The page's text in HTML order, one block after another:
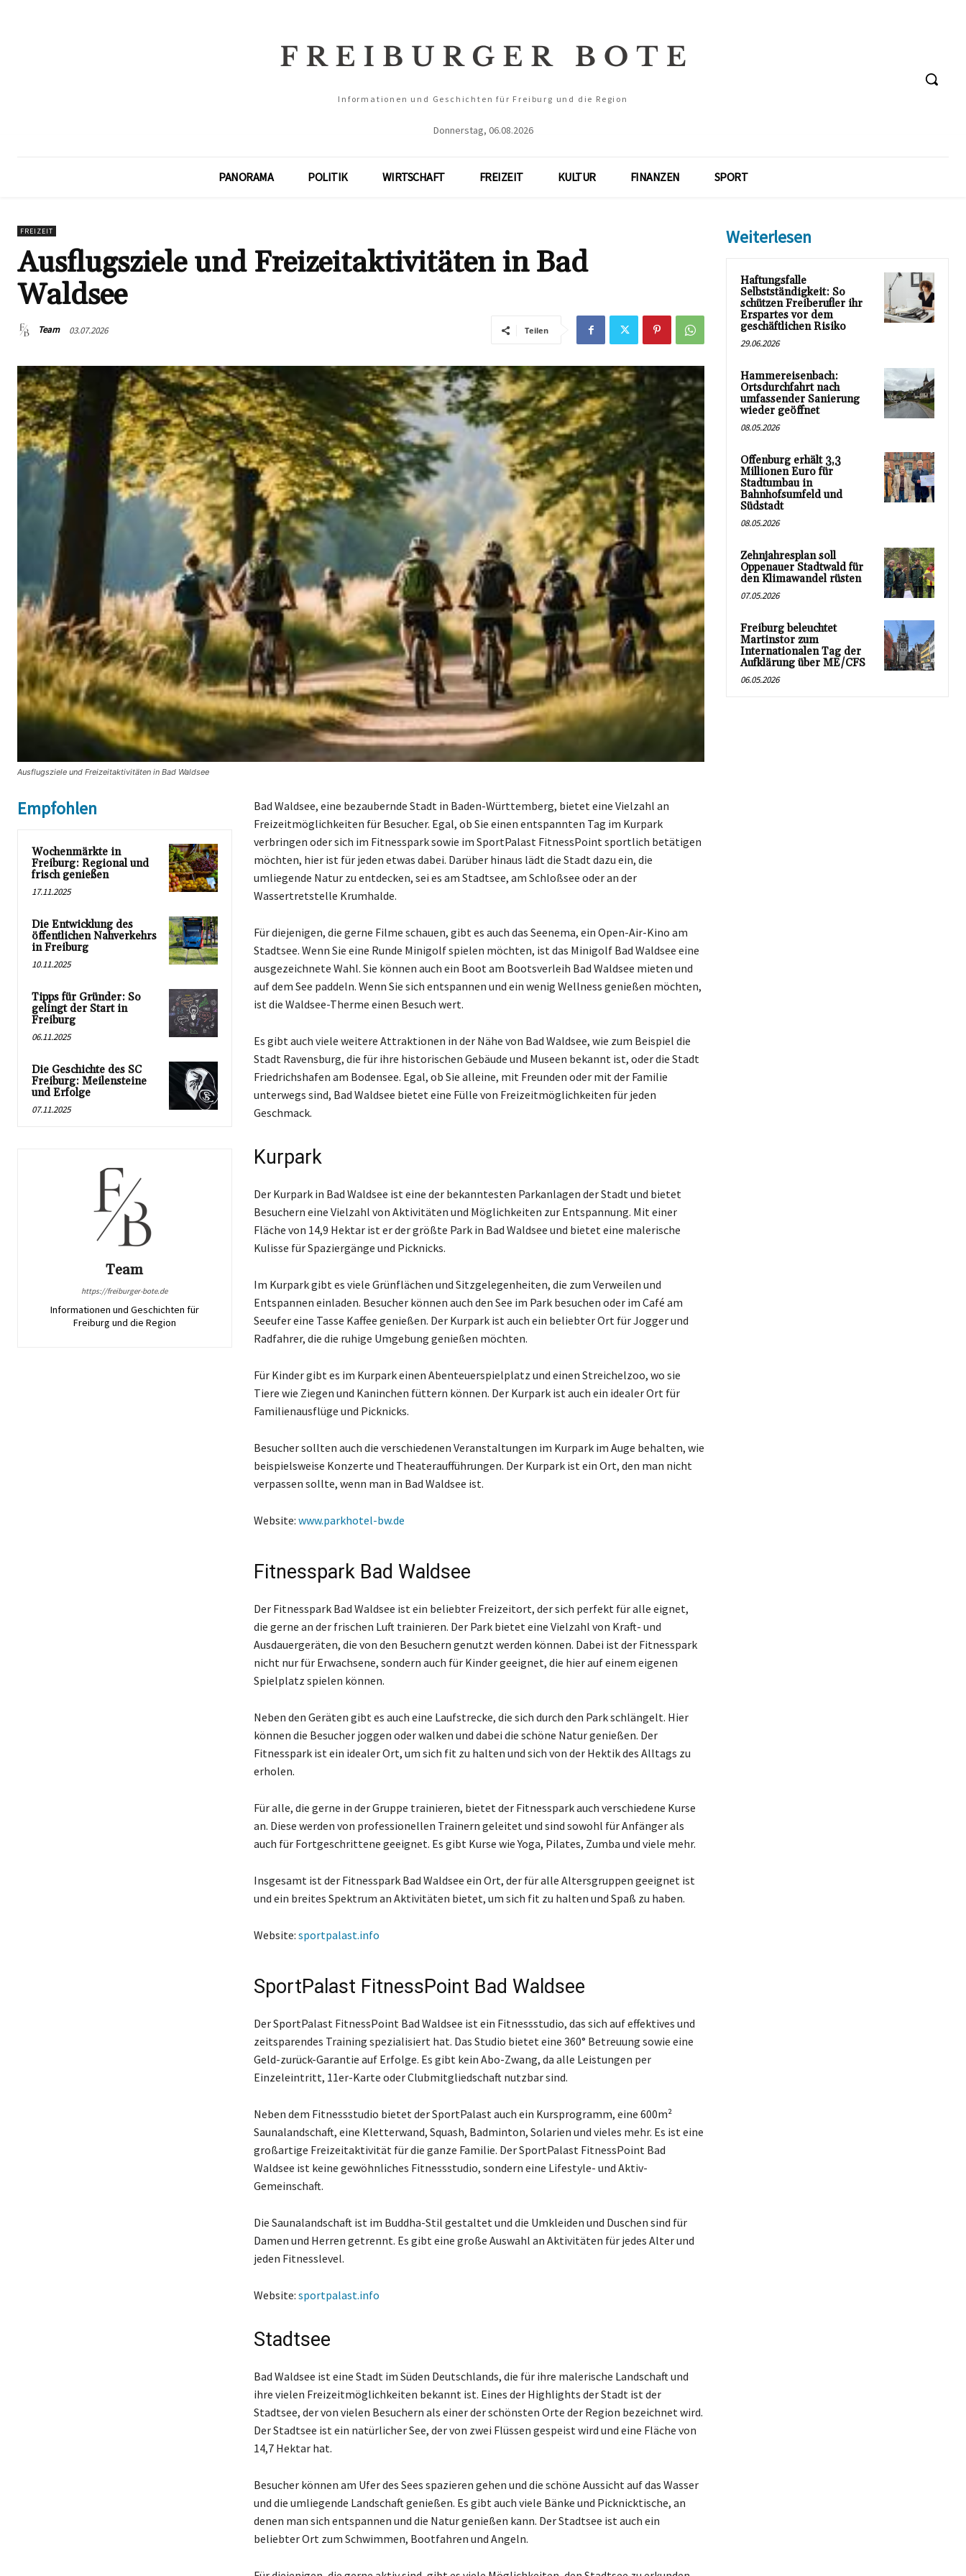
Informationen und Geschichten für Freiburg und die Region
Donnerstag, 06.08.2026
PANORAMA POLITIK WIRTSCHAFT FREIZEIT KULTUR FINANZEN SPORT
FREIZEIT
Ausflugsziele und Freizeitaktivitäten in Bad
Waldsee
Team 03.07.2026 Teilen
Ausflugsziele und Freizeitaktivitäten in Bad Waldsee
Empfohlen
Wochenmärkte in
Freiburg: Regional und
frisch genießen
17.11.2025
Die Entwicklung des
öffentlichen Nahverkehrs
in Freiburg
10.11.2025
Tipps für Gründer: So
gelingt der Start in
Freiburg
06.11.2025
Die Geschichte des SC
Freiburg: Meilensteine
und Erfolge
07.11.2025
Team
https://freiburger-bote.de
Informationen und Geschichten für
Freiburg und die Region
Bad Waldsee, eine bezaubernde Stadt in Baden-Württemberg, bietet eine Vielzahl an
Freizeitmöglichkeiten für Besucher. Egal, ob Sie einen entspannten Tag im Kurpark
verbringen oder sich im Fitnesspark sowie im SportPalast FitnessPoint sportlich betätigen
möchten, hier ist für jeden etwas dabei. Darüber hinaus lädt die Stadt dazu ein, die
umliegende Natur zu entdecken, sei es am Stadtsee, am Schloßsee oder an der
Wassertretstelle Krumhalde.
Für diejenigen, die gerne Filme schauen, gibt es auch das Seenema, ein Open-Air-Kino am
Stadtsee. Wenn Sie eine Runde Minigolf spielen möchten, ist das Minigolf Bad Waldsee eine
ausgezeichnete Wahl. Sie können auch ein Boot am Bootsverleih Bad Waldsee mieten und
auf dem See paddeln. Wenn Sie sich entspannen und ein wenig Wellness genießen möchten,
ist die Waldsee-Therme einen Besuch wert.
Es gibt auch viele weitere Attraktionen in der Nähe von Bad Waldsee, wie zum Beispiel die
Stadt Ravensburg, die für ihre historischen Gebäude und Museen bekannt ist, oder die Stadt
Friedrichshafen am Bodensee. Egal, ob Sie alleine, mit Freunden oder mit der Familie
unterwegs sind, Bad Waldsee bietet eine Fülle von Freizeitmöglichkeiten für jeden
Geschmack.
Kurpark
Der Kurpark in Bad Waldsee ist eine der bekanntesten Parkanlagen der Stadt und bietet
Besuchern eine Vielzahl von Aktivitäten und Möglichkeiten zur Entspannung. Mit einer
Fläche von 14,9 Hektar ist er der größte Park in Bad Waldsee und bietet eine malerische
Kulisse für Spaziergänge und Picknicks.
Im Kurpark gibt es viele Grünflächen und Sitzgelegenheiten, die zum Verweilen und
Entspannen einladen. Besucher können auch den See im Park besuchen oder im Café am
Seeufer eine Tasse Kaffee genießen. Der Kurpark ist auch ein beliebter Ort für Jogger und
Radfahrer, die die ruhige Umgebung genießen möchten.
Für Kinder gibt es im Kurpark einen Abenteuerspielplatz und einen Streichelzoo, wo sie
Tiere wie Ziegen und Kaninchen füttern können. Der Kurpark ist auch ein idealer Ort für
Familienausflüge und Picknicks.
Besucher sollten auch die verschiedenen Veranstaltungen im Kurpark im Auge behalten, wie
beispielsweise Konzerte und Theateraufführungen. Der Kurpark ist ein Ort, den man nicht
verpassen sollte, wenn man in Bad Waldsee ist.
Website: www.parkhotel-bw.de
Fitnesspark Bad Waldsee
Der Fitnesspark Bad Waldsee ist ein beliebter Freizeitort, der sich perfekt für alle eignet,
die gerne an der frischen Luft trainieren. Der Park bietet eine Vielzahl von Kraft- und
Ausdauergeräten, die von den Besuchern genutzt werden können. Dabei ist der Fitnesspark
nicht nur für Erwachsene, sondern auch für Kinder geeignet, die hier auf einem eigenen
Spielplatz spielen können.
Neben den Geräten gibt es auch eine Laufstrecke, die sich durch den Park schlängelt. Hier
können die Besucher joggen oder walken und dabei die schöne Natur genießen. Der
Fitnesspark ist ein idealer Ort, um sich fit zu halten und sich von der Hektik des Alltags zu
erholen.
Für alle, die gerne in der Gruppe trainieren, bietet der Fitnesspark auch verschiedene Kurse
an. Diese werden von professionellen Trainern geleitet und sind sowohl für Anfänger als
auch für Fortgeschrittene geeignet. Es gibt Kurse wie Yoga, Pilates, Zumba und viele mehr.
Insgesamt ist der Fitnesspark Bad Waldsee ein Ort, der für alle Altersgruppen geeignet ist
und ein breites Spektrum an Aktivitäten bietet, um sich fit zu halten und Spaß zu haben.
Website: sportpalast.info
SportPalast FitnessPoint Bad Waldsee
Der SportPalast FitnessPoint Bad Waldsee ist ein Fitnessstudio, das sich auf effektives und
zeitsparendes Training spezialisiert hat. Das Studio bietet eine 360° Betreuung sowie eine
Geld-zurück-Garantie auf Erfolge. Es gibt kein Abo-Zwang, da alle Leistungen per
Einzeleintritt, 11er-Karte oder Clubmitgliedschaft nutzbar sind.
Neben dem Fitnessstudio bietet der SportPalast auch ein Kursprogramm, eine 600m²
Saunalandschaft, eine Kletterwand, Squash, Badminton, Solarien und vieles mehr. Es ist eine
großartige Freizeitaktivität für die ganze Familie. Der SportPalast FitnessPoint Bad
Waldsee ist keine gewöhnliches Fitnessstudio, sondern eine Lifestyle- und Aktiv-
Gemeinschaft.
Die Saunalandschaft ist im Buddha-Stil gestaltet und die Umkleiden und Duschen sind für
Damen und Herren getrennt. Es gibt eine große Auswahl an Aktivitäten für jedes Alter und
jeden Fitnesslevel.
Website: sportpalast.info
Stadtsee
Bad Waldsee ist eine Stadt im Süden Deutschlands, die für ihre malerische Landschaft und
ihre vielen Freizeitmöglichkeiten bekannt ist. Eines der Highlights der Stadt ist der
Stadtsee, der von vielen Besuchern als einer der schönsten Orte der Region bezeichnet wird.
Der Stadtsee ist ein natürlicher See, der von zwei Flüssen gespeist wird und eine Fläche von
14,7 Hektar hat.
Besucher können am Ufer des Sees spazieren gehen und die schöne Aussicht auf das Wasser
und die umliegende Landschaft genießen. Es gibt auch viele Bänke und Picknicktische, an
denen man sich entspannen und die Natur genießen kann. Der Stadtsee ist auch ein
beliebter Ort zum Schwimmen, Bootfahren und Angeln.
Weiterlesen
Haftungsfalle
Selbstständigkeit: So
schützen Freiberufler ihr
Erspartes vor dem
geschäftlichen Risiko
29.06.2026
Hammereisenbach:
Ortsdurchfahrt nach
umfassender Sanierung
wieder geöffnet
08.05.2026
Offenburg erhält 3,3
Millionen Euro für
Stadtumbau in
Bahnhofsumfeld und
Südstadt
08.05.2026
Zehnjahresplan soll
Oppenauer Stadtwald für
den Klimawandel rüsten
07.05.2026
Freiburg beleuchtet
Martinstor zum
Internationalen Tag der
Aufklärung über ME/CFS
06.05.2026